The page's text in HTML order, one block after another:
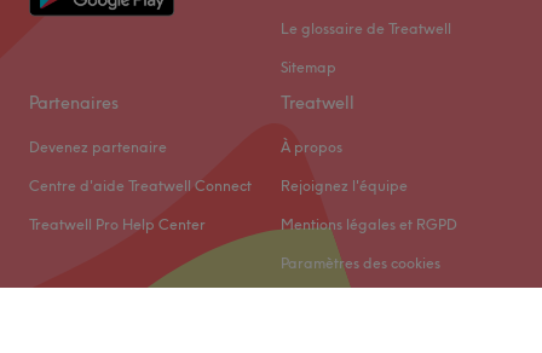
Le glossaire de Treatwell
Sitemap
Partenaires
Devenez partenaire
Centre d'aide Treatwell Connect
Treatwell Pro Help Center
Treatwell
À propos
Rejoignez l'équipe
Mentions légales et RGPD
Paramètres des cookies